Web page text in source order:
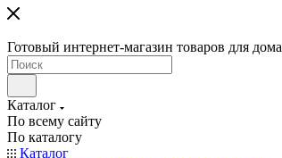
Готовый интернет-магазин товаров для дома
Каталог
По всему сайту
По каталогу
Каталог